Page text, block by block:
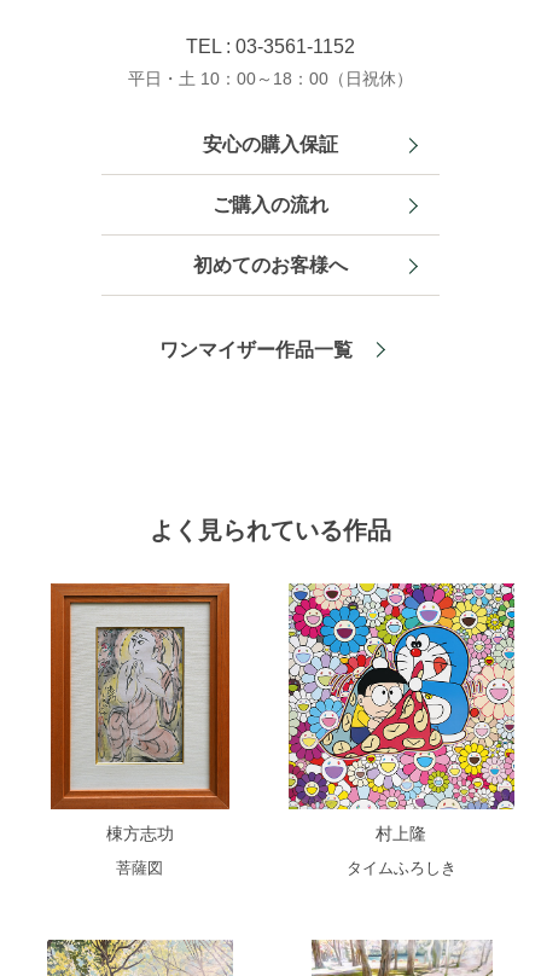
TEL : 03-3561-1152
平日・土 10：00～18：00（日祝休）
安心の購入保証
ご購入の流れ
初めてのお客様へ
ワンマイザー作品一覧
よく見られている作品
棟方志功
菩薩図
村上隆
タイムふろしき